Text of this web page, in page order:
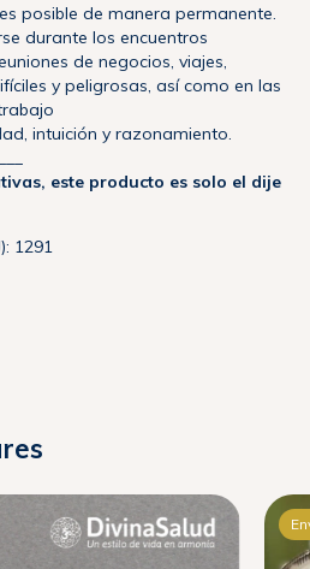
posible de manera permanente.
durante los encuentros
de negocios, viajes,
y peligrosas, así como en las
intuición y razonamiento.
este producto es solo el dije
1291